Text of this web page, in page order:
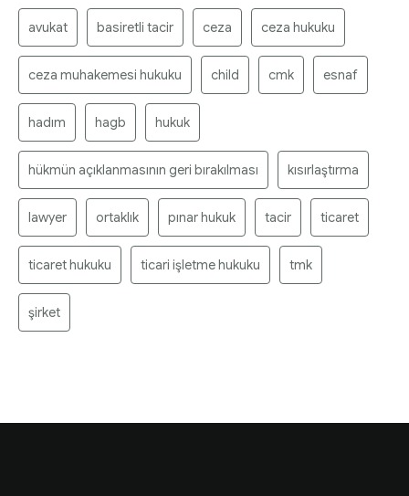
avukat basiretli tacir ceza ceza hukuku
ceza muhakemesi hukuku child cmk esnaf
hadım hagb hukuk
hükmün açıklanmasının geri bırakılması kısırlaştırma
lawyer ortaklık pınar hukuk tacir ticaret
ticaret hukuku ticari işletme hukuku tmk
şirket